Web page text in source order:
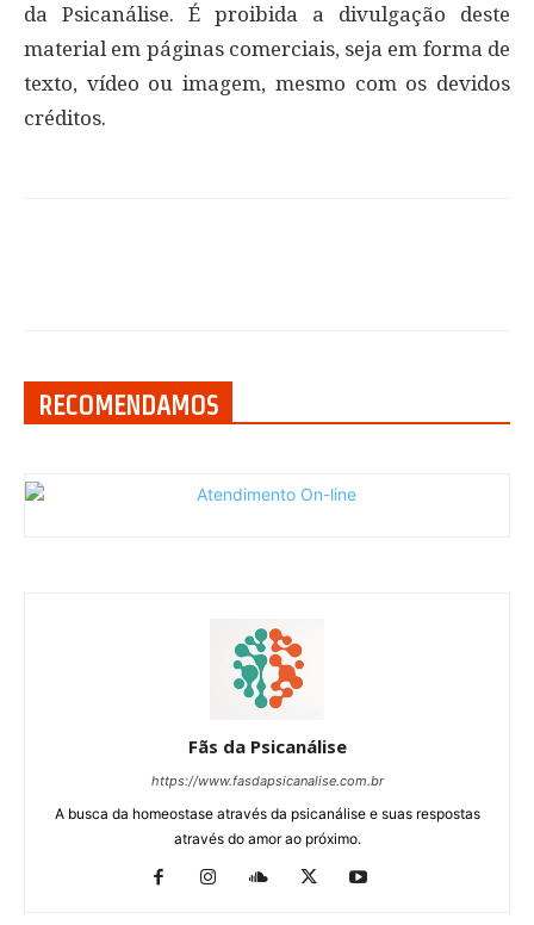
da Psicanálise. É proibida a divulgação deste
material em páginas comerciais, seja em forma de
texto, vídeo ou imagem, mesmo com os devidos
créditos.
RECOMENDAMOS
Fãs da Psicanálise
https://www.fasdapsicanalise.com.br
A busca da homeostase através da psicanálise e suas respostas
através do amor ao próximo.